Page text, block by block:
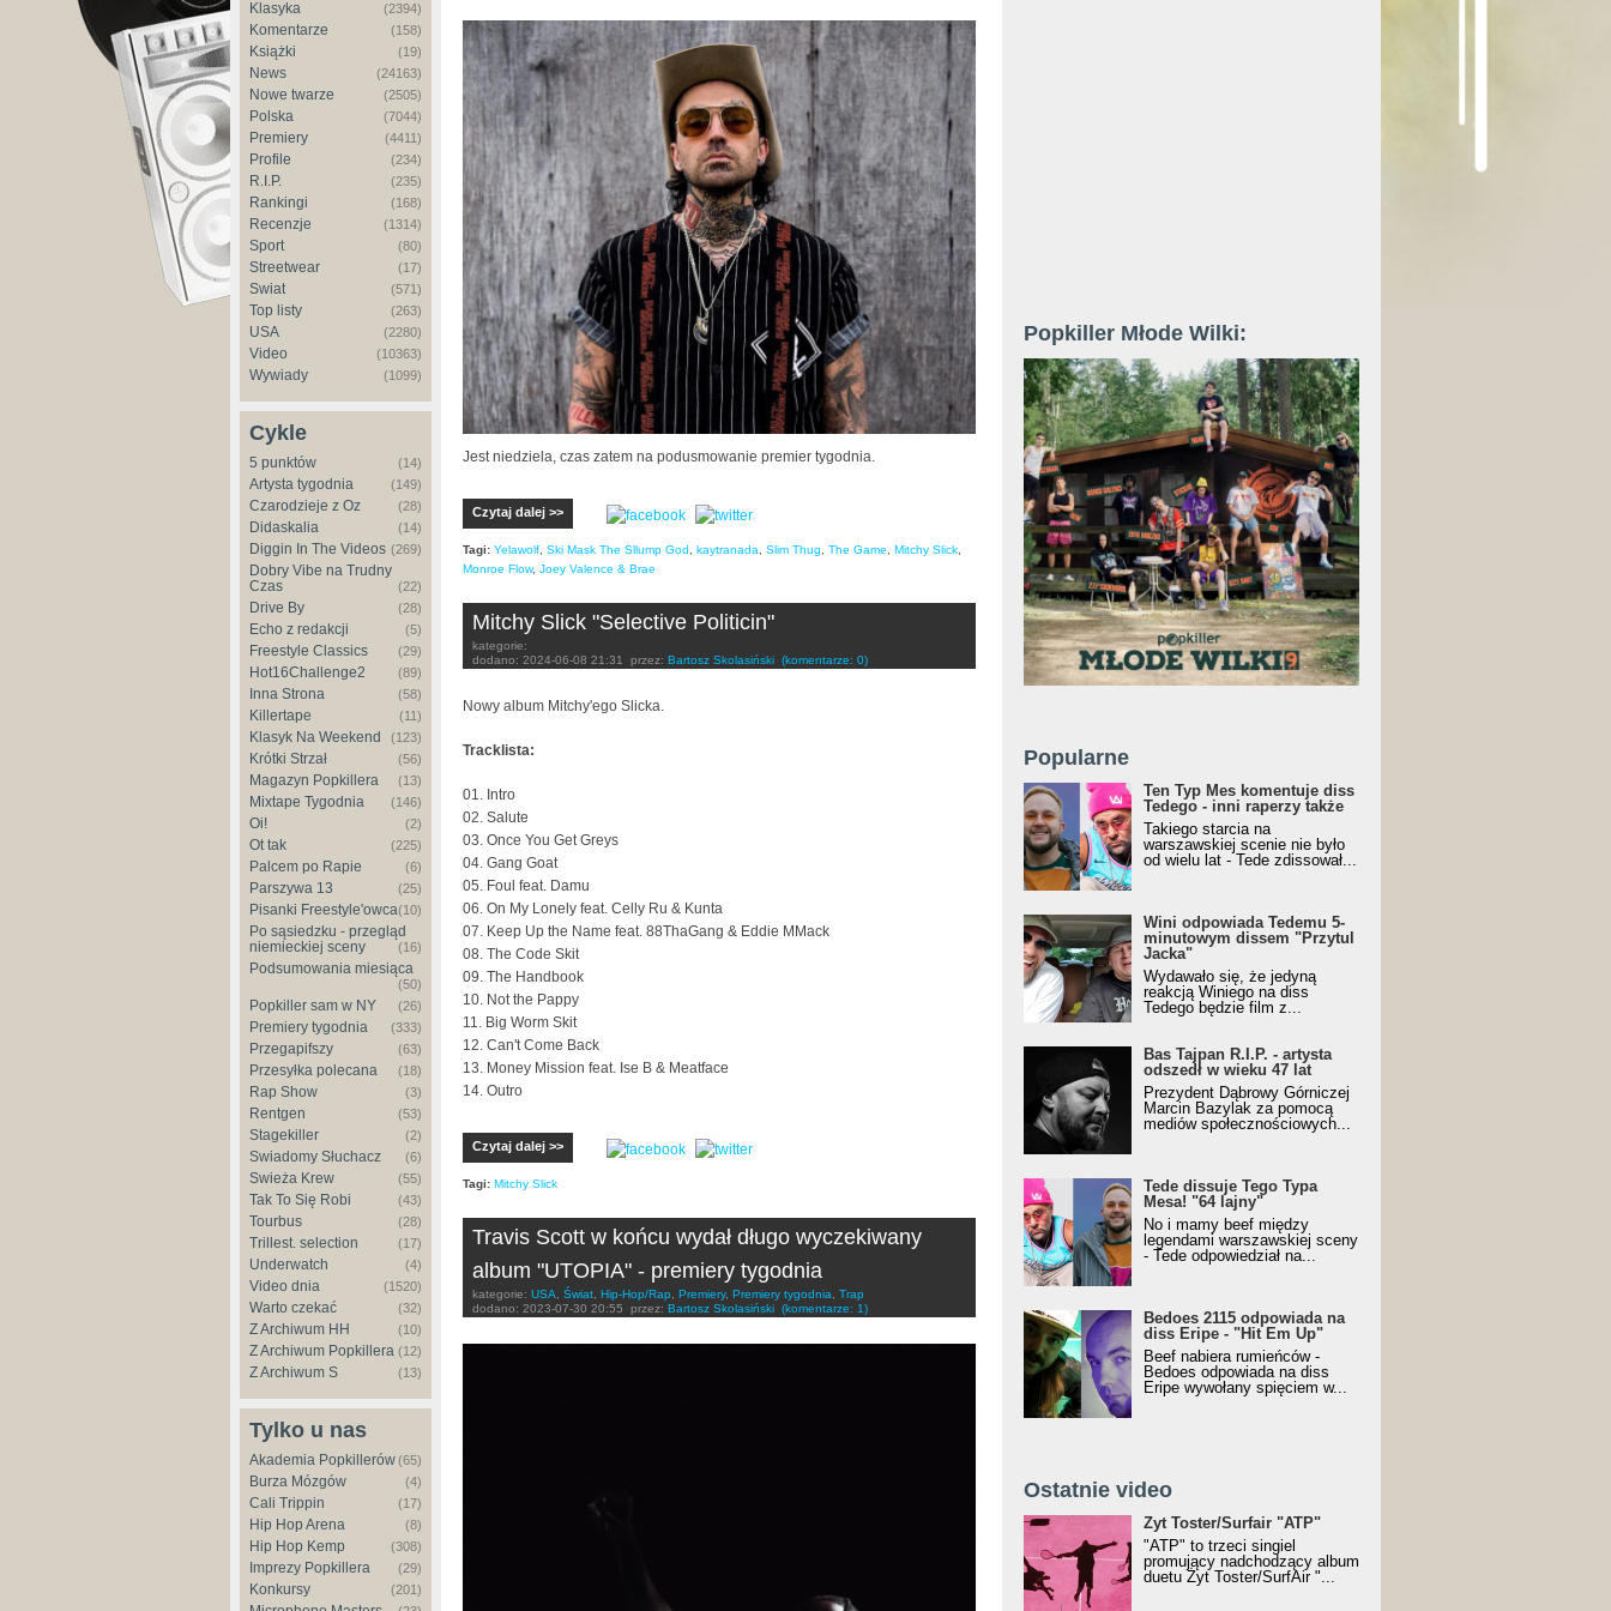
Klasyka (2394)
Komentarze (158)
Książki (19)
News (24163)
Nowe twarze (2505)
Polska (7044)
Premiery (4411)
Profile (234)
R.I.P. (235)
Rankingi (168)
Recenzje (1314)
Sport (80)
Streetwear (17)
Świat (571)
Top listy (263)
USA (2280)
Video (10363)
Wywiady (1099)
Cykle
5 punktów (14)
Artysta tygodnia (149)
Czarodzieje z Oz (28)
Didaskalia (14)
Diggin In The Videos (269)
Dobry Vibe na Trudny
Czas
(22)
Drive By (28)
Echo z redakcji (5)
Freestyle Classics (29)
Hot16Challenge2 (89)
Inna Strona (58)
Killertape (11)
Klasyk Na Weekend (123)
Krótki Strzał (56)
Magazyn Popkillera (13)
Mixtape Tygodnia (146)
Oi! (2)
Ot tak (225)
Palcem po Rapie (6)
Parszywa 13 (25)
Pisanki Freestyle'owca(10)
Po sąsiedzku - przegląd
niemieckiej sceny
(16)
Podsumowania miesiąca
(50)
Popkiller sam w NY (26)
Premiery tygodnia (333)
Przegapifszy (63)
Przesyłka polecana (18)
Rap Show (3)
Rentgen (53)
Stagekiller (2)
Świadomy Słuchacz (6)
Świeża Krew (55)
Tak To Się Robi (43)
Tourbus (28)
Trillest. selection (17)
Underwatch (4)
Video dnia (1520)
Warto czekać (32)
Z Archiwum HH (10)
Z Archiwum Popkillera (12)
Z Archiwum S (13)
Tylko u nas
Akademia Popkillerów(65)
Burza Mózgów (4)
Cali Trippin (17)
Hip Hop Arena (8)
Hip Hop Kemp (308)
Imprezy Popkillera (29)
Konkursy (201)
Jest niedziela, czas zatem na podusmowanie premier tygodnia.
Czytaj dalej >>
Tagi: Yelawolf Ski Mask The Sllump God kaytranada Slim Thug The Game Mitchy Slick
Monroe Flow, Joey Valence & Brae
Mitchy Slick "Selective Politicin"
kategorie:
dodano: 2024-06-08 21:31 przez: Bartosz Skolasiński (komentarze: 0)
Nowy album Mitchy'ego Slicka.
Tracklista:
01. Intro
02. Salute
03. Once You Get Greys
04. Gang Goat
05. Foul feat. Damu
06. On My Lonely feat. Celly Ru & Kunta
07. Keep Up the Name feat. 88ThaGang & Eddie MMack
08. The Code Skit
09. The Handbook
10. Not the Pappy
11. Big Worm Skit
12. Can't Come Back
13. Money Mission feat. Ise B & Meatface
14. Outro
Czytaj dalej >>
Tagi: Mitchy Slick
Travis Scott w końcu wydał długo wyczekiwany
album "UTOPIA" - premiery tygodnia
kategorie: USA Świat Hip-Hop/Rap Premiery, Premiery tygodnia
Trap
dodano: 2023-07-30 20:55 przez: Bartosz Skolasiński (komentarze: 1)
Popkiller Młode Wilki:
Popularne
Ten Typ Mes komentuje diss
Tedego - inni raperzy także
Takiego starcia na
warszawskiej scenie nie było
od wielu lat - Tede zdissował...
Wini odpowiada Tedemu 5-
minutowym dissem "Przytul
Jacka"
Wydawało się, że jedyną
reakcją Winiego na diss
Tedego będzie film z...
Bas Tajpan R.I.P. - artysta
odszedł w wieku 47 lat
Prezydent Dąbrowy Górniczej
Marcin Bazylak za pomocą
mediów społecznościowych...
Tede dissuje Tego Typa
Mesa! "64 lajny"
No i mamy beef między
legendami warszawskiej sceny
- Tede odpowiedział na...
Bedoes 2115 odpowiada na
diss Eripe - "Hit Em Up"
Beef nabiera rumieńców -
Bedoes odpowiada na diss
Eripe wywołany spięciem w...
Ostatnie video
Żyt Toster/SurfAir - ATP VIDEO
Żyt Toster/Surfair "ATP"
"ATP" to trzeci singiel
promujący nadchodzący album
duetu Żyt Toster/SurfAir "...